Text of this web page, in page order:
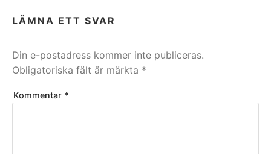
LÄMNA ETT SVAR
Din e-postadress kommer inte publiceras.
Obligatoriska fält är märkta *
Kommentar *